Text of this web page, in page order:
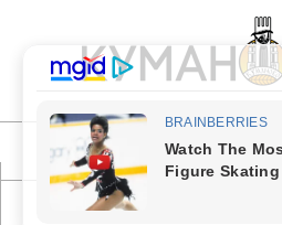
content
МУАБЕТИ
Primary